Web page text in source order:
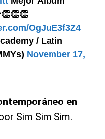
OgJuE3f3Z4
/ Latin
November 17,
en
Sim Sim Sim.